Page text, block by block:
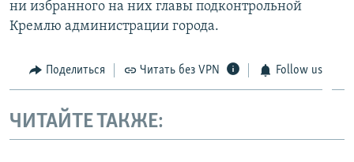
ни избранного на них главы подконтрольной
Кремлю администрации города.
Поделиться Читать без VPN Follow us
ЧИТАЙТЕ ТАКЖЕ: